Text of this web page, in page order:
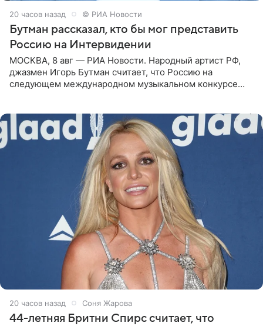
20 часов назад © РИА Новости
Бутман рассказал, кто бы мог представить
Россию на Интервидении
МОСКВА, 8 авг — РИА Новости. Народный артист РФ,
джазмен Игорь Бутман считает, что Россию на
следующем международном музыкальном конкурсе
20 часов назад Соня Жарова
44-летняя Бритни Спирс считает, что